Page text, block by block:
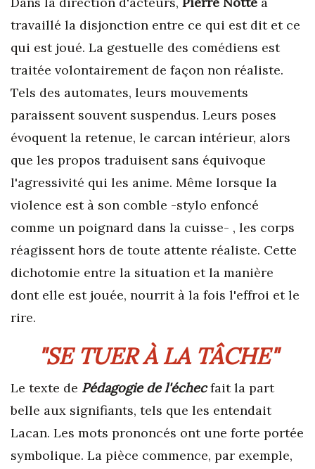
travaillé la disjonction entre ce qui est dit et ce
qui est joué. La gestuelle des comédiens est
traitée volontairement de façon non réaliste.
Tels des automates, leurs mouvements
paraissent souvent suspendus. Leurs poses
évoquent la retenue, le carcan intérieur, alors
que les propos traduisent sans équivoque
l'agressivité qui les anime. Même lorsque la
violence est à son comble -stylo enfoncé
comme un poignard dans la cuisse- , les corps
réagissent hors de toute attente réaliste. Cette
dichotomie entre la situation et la manière
dont elle est jouée, nourrit à la fois l'effroi et le
rire.
"SE TUER À LA TÂCHE"
Le texte de Pédagogie de l'échecfait la part
belle aux signifiants, tels que les entendait
Lacan. Les mots prononcés ont une forte portée
symbolique. La pièce commence, par exemple,